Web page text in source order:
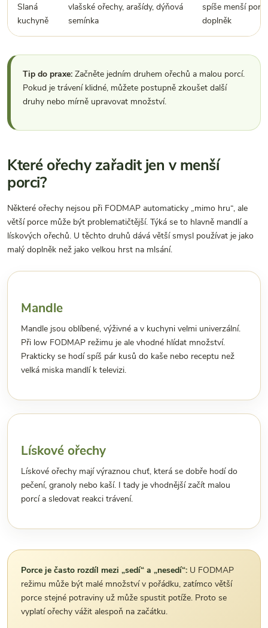
Slaná
kuchyně
vlašské ořechy, arašídy, dýňová
semínka
spíše menší
doplněk
Tip do praxe: Začněte jedním druhem ořechů a malou porcí.
Pokud je trávení klidné, můžete postupně zkoušet další
druhy nebo mírně upravovat množství.
Které ořechy zařadit jen v menší
porci?
Některé ořechy nejsou při FODMAP automaticky „mimo hru“, ale
větší porce může být problematičtější. Týká se to hlavně mandlí a
lískových ořechů. U těchto druhů dává větší smysl používat je jako
malý doplněk než jako velkou hrst na mlsání.
Mandle
Mandle jsou oblíbené, výživné a v kuchyni velmi univerzální.
Při low FODMAP režimu je ale vhodné hlídat množství.
Prakticky se hodí spíš pár kusů do kaše nebo receptu než
velká miska mandlí k televizi.
Lískové ořechy
Lískové ořechy mají výraznou chuť, která se dobře hodí do
pečení, granoly nebo kaší. I tady je vhodnější začít malou
porcí a sledovat reakci trávení.
Porce je často rozdíl mezi „sedí“ a „nesedí“: U FODMAP
režimu může být malé množství v pořádku, zatímco větší
porce stejné potraviny už může spustit potíže. Proto se
vyplatí ořechy vážit alespoň na začátku.